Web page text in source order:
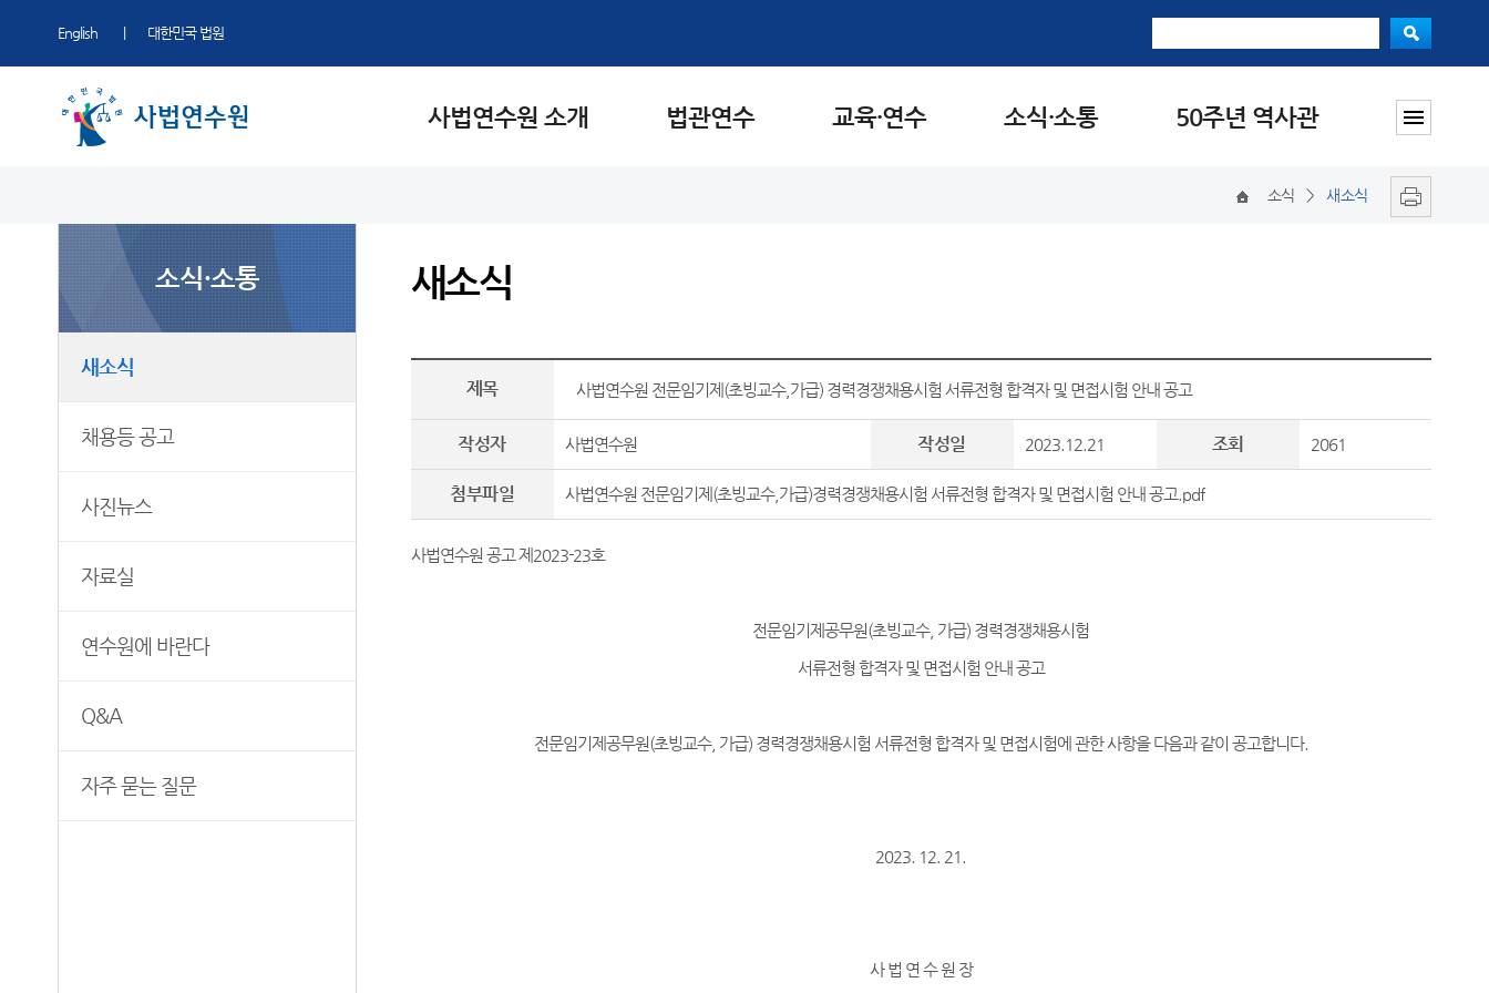
English 대한민국 법원
사법연수원 소개 법관연수 교육·연수 소식·소통 50주년 역사관
주요업무
연혁
갤러리
신임법관연수
법실무교육
국제사법협력
채용등 공고
사진뉴스
Q&A
소식 > 새소식
소식·소통
새소식
채용등 공고
사진뉴스
자료실
연수원에 바란다
Q&A
자주 묻는 질문
새소식
제목 사법연수원 전문임기제(초빙교수,가급) 경력경쟁채용시험 서류전형 합격자 및 면접시험 안내 공고
작성자 사법연수원 작성일 2023.12.21 조회 2061
첨부파일 사법연수원 전문임기제(초빙교수,가급)경력경쟁채용시험 서류전형 합격자 및 면접시험 안내 공고.pdf
사법연수원 공고 제2023-23호
전문임기제공무원(초빙교수, 가급) 경력경쟁채용시험
서류전형 합격자 및 면접시험 안내 공고
전문임기제공무원(초빙교수, 가급) 경력경쟁채용시험 서류전형 합격자 및 면접시험에 관한 사항을 다음과 같이 공고합니다.
2023. 12. 21.
사 법 연 수 원 장